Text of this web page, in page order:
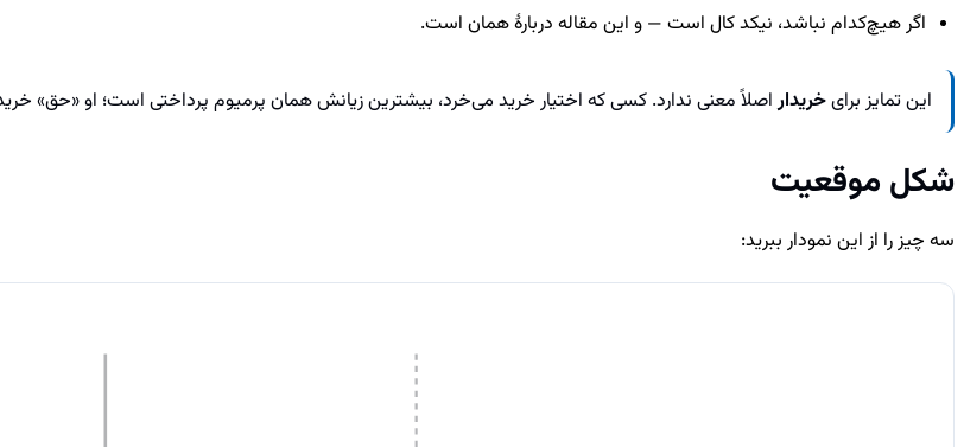
اگر هیچ‌کدام نباشد، نیکد کال است — و این مقاله دربارهٔ همان است.
این تمایز برایخریداراصلاً معنی ندارد. کسی که اختیار خرید می‌خرد، بیشترین زیانش همان پرمیوم پرداختی است؛ او «حق»
شکل موقعیت
سه چیز را از این نمودار ببرید: